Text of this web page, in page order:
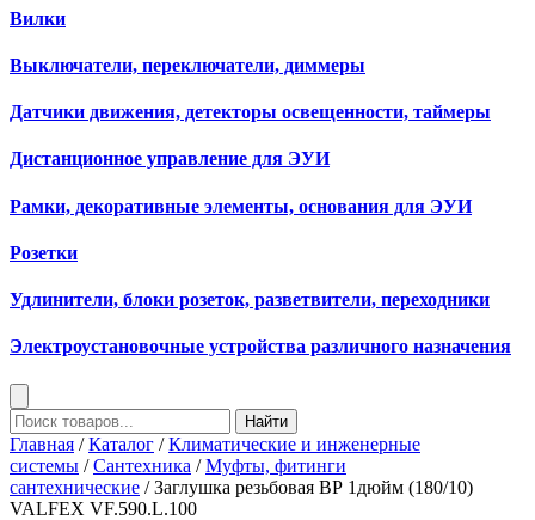
Вилки
Выключатели, переключатели, диммеры
Датчики движения, детекторы освещенности, таймеры
Дистанционное управление для ЭУИ
Рамки, декоративные элементы, основания для ЭУИ
Розетки
Удлинители, блоки розеток, разветвители, переходники
Электроустановочные устройства различного назначения
Найти
Главная /Каталог /Климатические и инженерные
системы /Сантехника /Муфты, фитинги
сантехнические / Заглушка резьбовая ВР 1дюйм (180/10)
VALFEX VF.590.L.100